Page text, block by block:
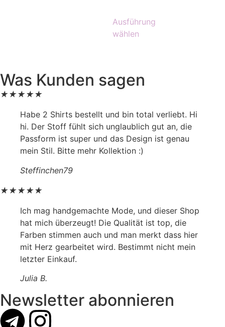
Ausführung
wählen
Was Kunden sagen
★★★★★
Habe 2 Shirts bestellt und bin total verliebt. Hi
hi. Der Stoff fühlt sich unglaublich gut an, die
Passform ist super und das Design ist genau
mein Stil. Bitte mehr Kollektion :)
Steffinchen79
★★★★★
Ich mag handgemachte Mode, und dieser Shop
hat mich überzeugt! Die Qualität ist top, die
Farben stimmen auch und man merkt dass hier
mit Herz gearbeitet wird. Bestimmt nicht mein
letzter Einkauf.
Julia B.
Newsletter abonnieren